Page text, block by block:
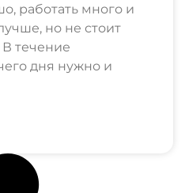
работать много и
но не стоит
В течение
дня нужно и